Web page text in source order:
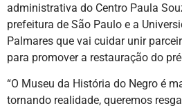
administrativa do Centro Paula
prefeitura de São Paulo e a
Palmares que vai cuidar unir
para promover a restauração do
“O Museu da História do Negro é
tornando realidade, queremos